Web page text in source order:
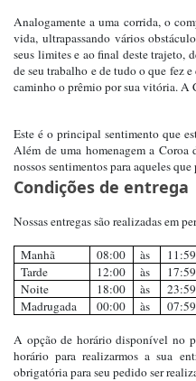
Analogamente a uma corrida, o
vida, ultrapassando vários
seus limites e ao final deste trajeto,
de seu trabalho e de tudo o que fez
caminho o prêmio por sua vitória. A
Este é o principal sentimento que
Além de uma homenagem a
nossos sentimentos para aqueles
Condições de entrega
Nossas entregas são realizadas em
Manhã 08:00 às
11:59
Tarde
12:00 às
17:59
Noite
18:00 às
23:59
Madrugada
00:00 às 07:59
A opção de horário disponível no
horário para realizarmos a sua
obrigatória para seu pedido ser